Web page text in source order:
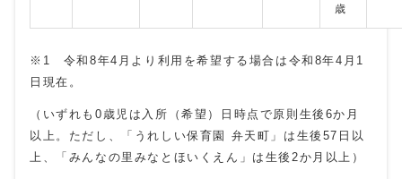
歳
※1 令和8年4月より利用を希望する場合は令和8年4月1
日現在。
（いずれも0歳児は入所（希望）日時点で原則生後6か月
以上。ただし、「うれしい保育園 弁天町」は生後57日以
上、「みんなの里みなとほいくえん」は生後2か月以上）